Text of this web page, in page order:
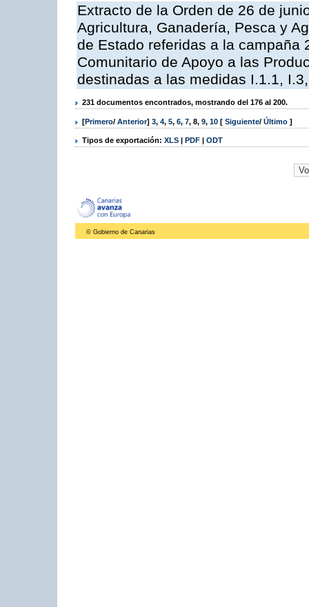
Extracto de la Orden de 26 de
Agricultura, Ganadería, Pesca y
de Estado referidas a la campaña
Comunitario de Apoyo a las
destinadas a las medidas I.1.1,
231 documentos encontrados, mostrando del 176 al 200.
[Primero/ Anterior] 3, 4, 5, 6, 7, 8, 9, 10 [ Siguiente/ Último ]
Tipos de exportación: XLS | PDF | ODT
© Gobierno de Canarias